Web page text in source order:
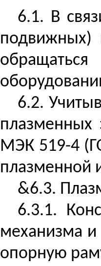
6.1. В
подвижных)
6.2.
плазменных
МЭК 519-4
плазменной
&6.3.
6.3.1.
механизма
опорную